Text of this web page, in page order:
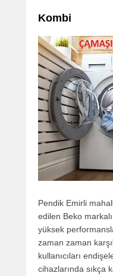
Kombi
Pendik Emirli
edilen Beko
yüksek
zaman zaman
kullanıcıları
cihazlarında sıkça